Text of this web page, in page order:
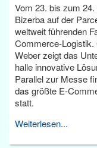
Vom 23. bis zum
Bizerba auf der
weltweit führenden
Commerce-
Weber zeigt das
halle innovative
Parallel zur Messe
das größte E-
statt.
Weiterlesen...